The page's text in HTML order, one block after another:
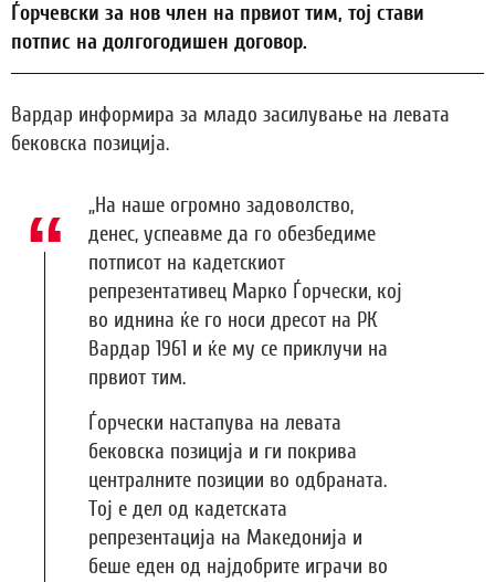
Ѓорчевски за нов член на првиот тим, тој стави
потпис на долгогодишен договор.
Вардар информира за младо засилување на левата
бековска позиција.
„На наше огромно задоволство,
денес, успеавме да го обезбедиме
потписот на кадетскиот
репрезентативец Марко Ѓорчески, кој
во иднина ќе го носи дресот на РК
Вардар 1961 и ќе му се приклучи на
првиот тим.
Ѓорчески настапува на левата
бековска позиција и ги покрива
централните позиции во одбраната.
Тој е дел од кадетската
репрезентација на Македонија и
беше еден од најдобрите играчи во